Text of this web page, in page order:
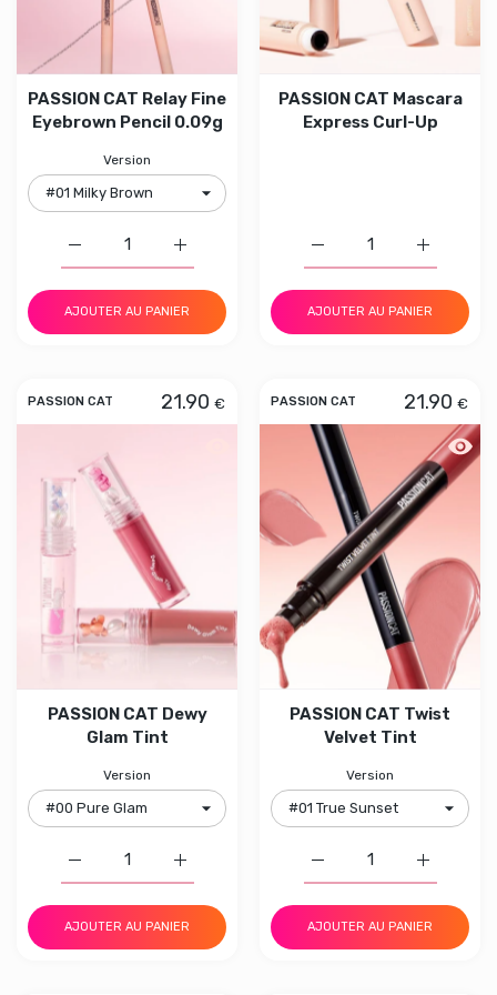
PASSION CAT Relay Fine
Eyebrown Pencil 0.09g
Version
Augmenter la quantité de PASSION CAT
Augmenter la quantité de PASSION CAT Relay Fine
AJOUTER AU PANIER
PASSION CAT Mascara
Express Curl-Up
Augmenter la quantité
AJOUTER AU PANIER
PASSION CAT 21.90 €
Aperçu rapide PASSION CAT Dewy
PASSION CAT Dewy
Glam Tint
Version
Augmenter la quantité de PASSION CAT
Augmenter la quantité de PASSION CAT Dewy Glam
AJOUTER AU PANIER
PASSION CAT 21.90 €
PASSION CAT Twist
Velvet Tint
Version
Augmenter la quantité
AJOUTER AU PANIER